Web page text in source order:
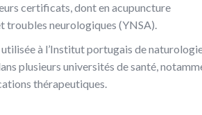
certificats, dont en acupuncture
troubles neurologiques (YNSA).
à l’Institut portugais de
plusieurs universités de santé,
thérapeutiques.